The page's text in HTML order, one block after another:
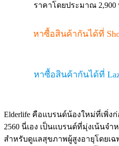
ราคาโดยประมาณ 2,900
หาซื้อสินค้ากันได้ที่
หาซื้อสินค้ากันได้ที่
Elderlife คือแบรนด์น้องใหม่ที่เพิ่ง
2560 นี่เอง เป็นแบรนด์ที่มุ่งเน้นจ
สำหรับดูแลสุขภาพผู้สูงอายุโดยเฉ